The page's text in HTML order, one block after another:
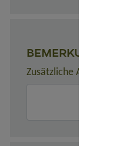
BEMERKUNGEN
Zusätzliche Angaben zur